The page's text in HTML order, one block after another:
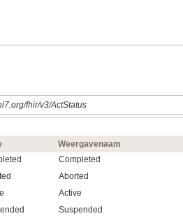
fhir/v3/ActStatus
Weergavenaam
Completed
Aborted
Active
Suspended